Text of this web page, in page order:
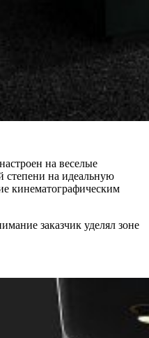
на веселые
степени на идеальную
кинематографическим
заказчик уделял зоне